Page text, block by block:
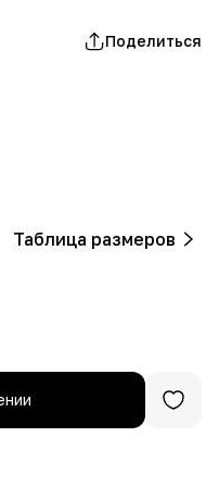
Поделиться
Таблица размеров